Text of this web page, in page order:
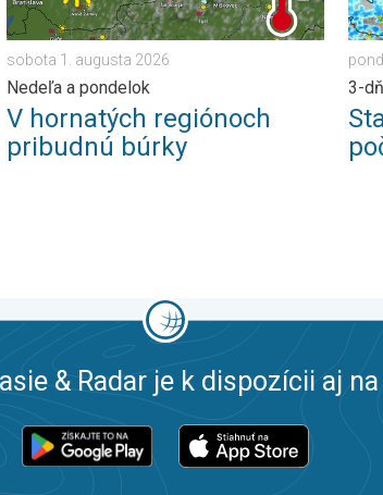
sobota 1. augusta 2026
Nedeľa a pondelok
V hornatých regiónoch
pribudnú búrky
3-
& Radar je k dispozícii aj na